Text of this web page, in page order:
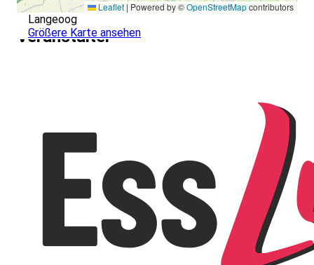
Leaflet | Powered by ©OpenStreetMapcontributors
Langeoog
Größere Karte ansehen
Veranstalter